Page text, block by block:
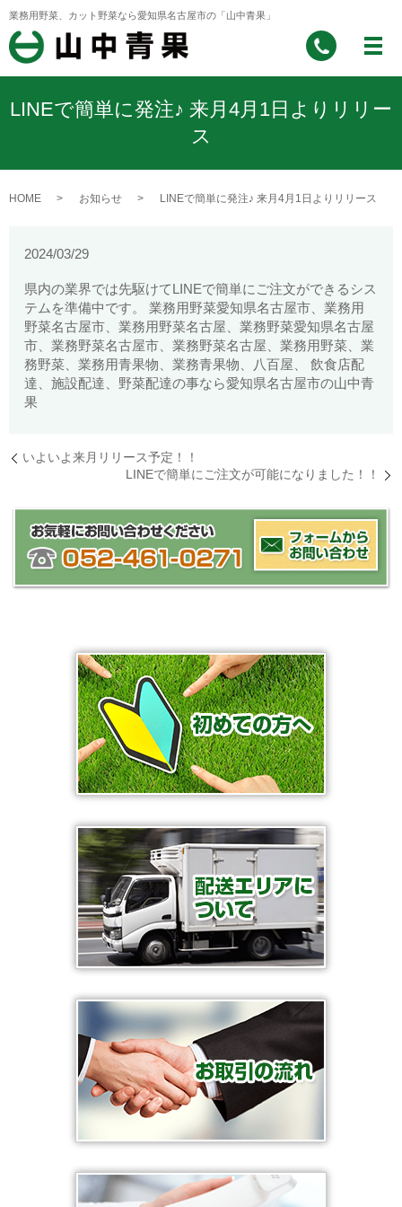
業務用野菜、カット野菜なら愛知県名古屋市の「山中青果」
LINEで簡単に発注♪ 来月4月1日よりリリー
ス
HOME お知らせ LINEで簡単に発注♪ 来月4月1日よりリリース
2024/03/29
県内の業界では先駆けてLINEで簡単にご注文ができるシス
テムを準備中です。 業務用野菜愛知県名古屋市、業務用
野菜名古屋市、業務用野菜名古屋、業務野菜愛知県名古屋
市、業務野菜名古屋市、業務野菜名古屋、業務用野菜、業
務野菜、業務用青果物、業務青果物、八百屋、 飲食店配
達、施設配達、野菜配達の事なら愛知県名古屋市の山中青
果
いよいよ来月リリース予定！！
LINEで簡単にご注文が可能になりました！！